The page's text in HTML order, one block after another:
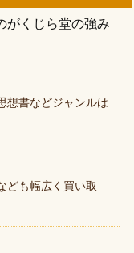
がくじら堂の強み
想書などジャンルは
ども幅広く買い取